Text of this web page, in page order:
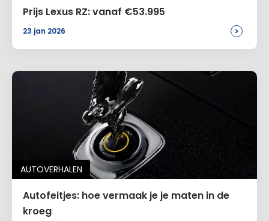
Prijs Lexus RZ: vanaf €53.995
23 jan 2026 >
AUTOVERHALEN
Autofeitjes: hoe vermaak je je maten in de
kroeg